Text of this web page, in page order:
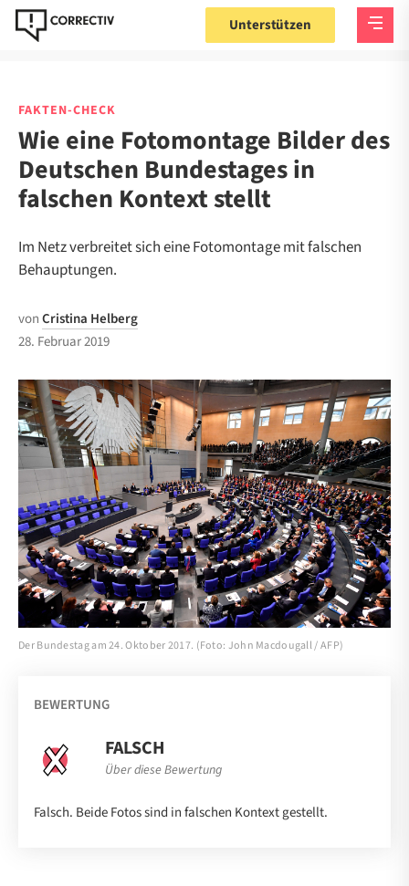
Unterstützen
FAKTEN-CHECK
Wie eine Fotomontage Bilder des
Deutschen Bundestages in
falschen Kontext stellt
Im Netz verbreitet sich eine Fotomontage mit falschen
Behauptungen.
vonCristina Helberg
28. Februar 2019
Der Bundestag am 24. Oktober 2017. (Foto: John Macdougall / AFP)
BEWERTUNG
FALSCH
Über diese Bewertung
Falsch. Beide Fotos sind in falschen Kontext gestellt.